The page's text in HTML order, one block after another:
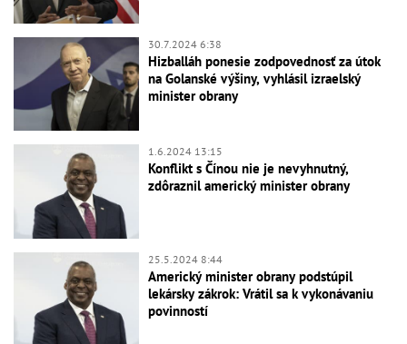
30.7.2024 6:38
Hizballáh ponesie zodpovednosť za útok
na Golanské výšiny, vyhlásil izraelský
minister obrany
1.6.2024 13:15
Konflikt s Čínou nie je nevyhnutný,
zdôraznil americký minister obrany
25.5.2024 8:44
Americký minister obrany podstúpil
lekársky zákrok: Vrátil sa k vykonávaniu
povinností